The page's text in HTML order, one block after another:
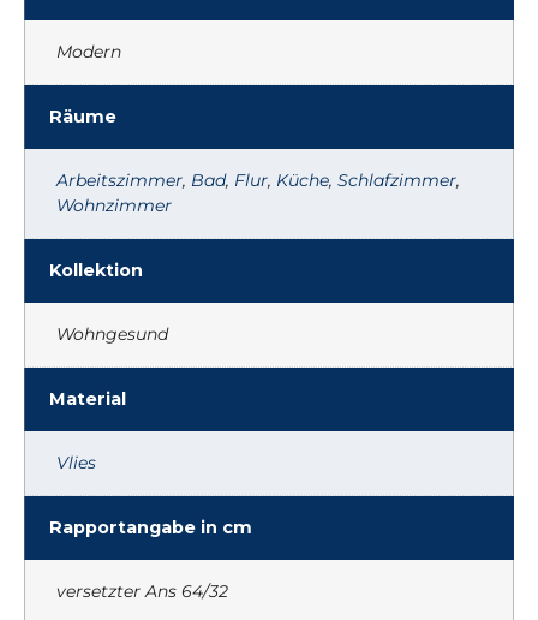
Modern
Räume
Arbeitszimmer, Bad, Flur, Küche, Schlafzimmer,
Wohnzimmer
Kollektion
Wohngesund
Material
Vlies
Rapportangabe in cm
versetzter Ans 64/32